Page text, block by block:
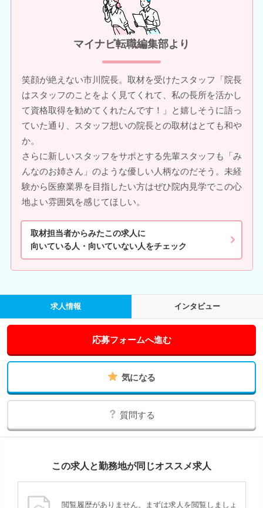
マイナビ転職編集部より
笑顔が絶えない市川院長。取材を受けたスタッフ「院長
はスタッフのことをよく見てくれて、私の長所を活かし
て資格取得を勧めてくれたんです！」と嬉しそうに語っ
ていた通り、スタッフ想いの院長との取材はとても和や
か。
さらに新しいスタッフをサポとする先輩スタッフも「み
んなのお姉さん」のような優しい人柄なのだそう。未経
験から医療業界を目指したい方はぜひ院内見学でこの心
地よい雰囲気を感じてほしい。
取材担当者からみたこの求人に
向いている人・向いていない人をチェック
求人情報 インタビュー
応募フォームへ進む
気になる
質問する
この求人と勤務地が同じオススメ求人
閲覧履歴がありません。まずは求人を閲覧しましょ